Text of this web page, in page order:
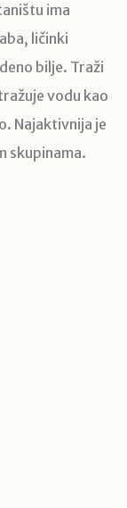
ima
ličinki
bilje. Traži
vodu kao
Najaktivnija je
skupinama.